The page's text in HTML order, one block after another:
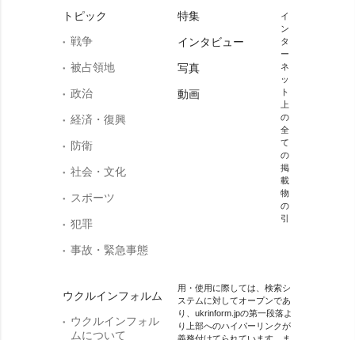
トピック
戦争
被占領地
政治
経済・復興
防衛
社会・文化
スポーツ
犯罪
事故・緊急事態
ウクルインフォルム
ウクルインフォル
ムについて
特集
インタビュー
写真
動画
イ
ン
タ
ー
ネ
ッ
ト
上
の
全
て
の
掲
載
物
の
引
用・使用に際しては、検索シ
ステムに対してオープンであ
り、ukrinform.jpの第一段落よ
り上部へのハイパーリンクが